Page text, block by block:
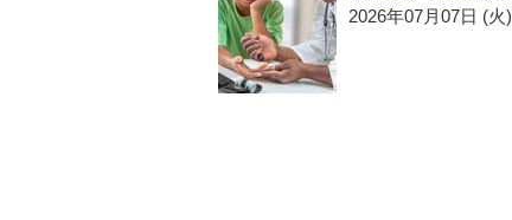
2026年07月07日 (火)